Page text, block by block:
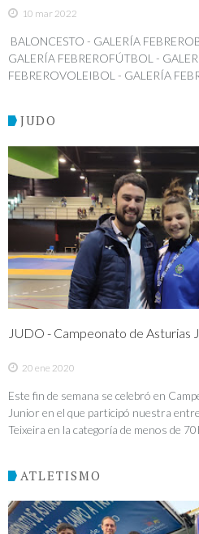
10 mar 2022
BALONCESTO - GALERÍA
GALERÍA FEBREROFÚTBOL -
FEBREROVOLEIBOL - GALERÍA
JUDO
JUDO - Campeonato de Asturias
20 ene 2020
Este fin de semana se celebró en
Junior en el que participó nuestra
Teixeira en la categoría de menos de
ATLETISMO